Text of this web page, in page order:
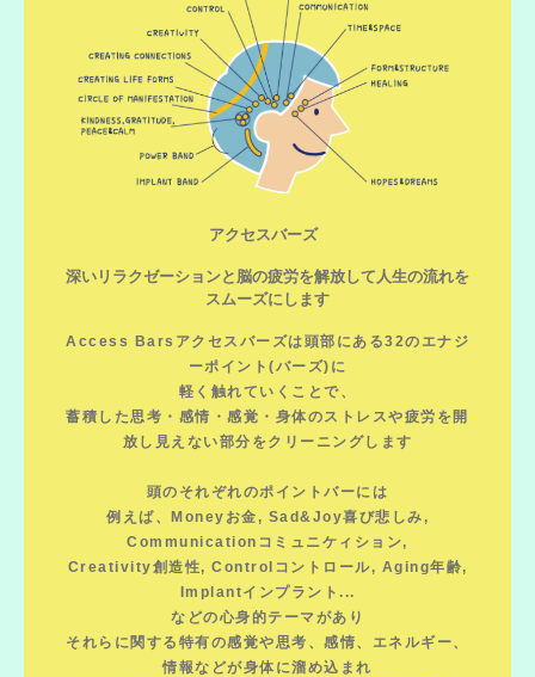
アクセスバーズ
深いリラクゼーションと脳の疲労を解放して人生の流れを
スムーズにします
Access Barsアクセスバーズは頭部にある32のエナジ
ーポイント(バーズ)に
軽く触れていくことで、
蓄積した思考・感情・感覚・身体のストレスや疲労を開
放し見えない部分をクリーニングします
頭のそれぞれのポイントバーには
例えば、Moneyお金, Sad&Joy喜び悲しみ,
Communicationコミュニケィション,
Creativity創造性, Controlコントロール, Aging年齢,
Implantインプラント...
などの心身的テーマがあり
それらに関する特有の感覚や思考、感情、エネルギー、
情報などが身体に溜め込まれ